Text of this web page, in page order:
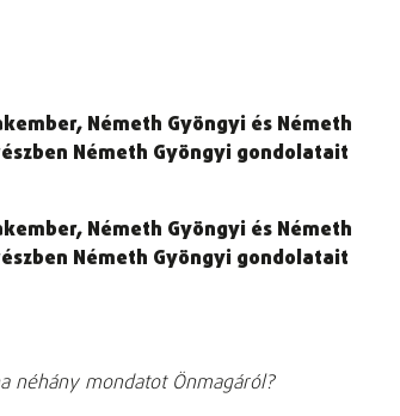
Németh Gyöngyi és Németh
Németh Gyöngyi gondolatait
Németh Gyöngyi és Németh
Németh Gyöngyi gondolatait
néhány mondatot Önmagáról?